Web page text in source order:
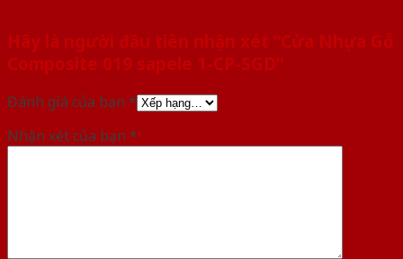
Hãy là người đầu tiên nhận xét “Cửa Nhựa Gỗ
Composite 019 sapele 1-CP-SGD”
Đánh giá của bạn *
Nhận xét của bạn *